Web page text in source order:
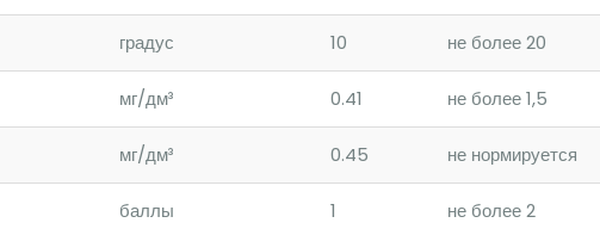
градус 10 не более 20
мг/дм³ 0.41 не более 1,5
мг/дм³ 0.45 не нормируется
баллы 1 не более 2